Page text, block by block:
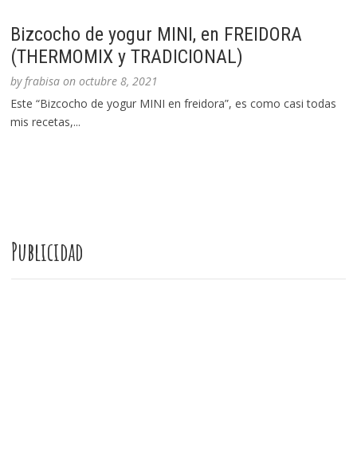
Bizcocho de yogur MINI, en FREIDORA
(THERMOMIX y TRADICIONAL)
byfrabisa onoctubre 8, 2021
Este “Bizcocho de yogur MINI en freidora”, es como casi todas
mis recetas,...
Publicidad